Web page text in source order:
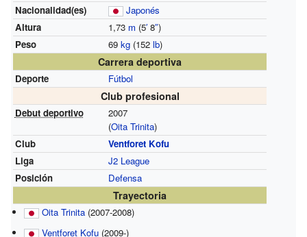
Nacionalidad(es)
Japonés
Altura
1,73 m (5′8″)
Peso
69 kg(152 lb)
Carrera deportiva
Deporte Fútbol
Club profesional
Debut deportivo
2007
(Oita Trinita)
Club
Ventforet Kofu
Liga
J2 League
Posición
Defensa
Trayectoria
Oita Trinita (2007-2008)
Ventforet Kofu (2009-)